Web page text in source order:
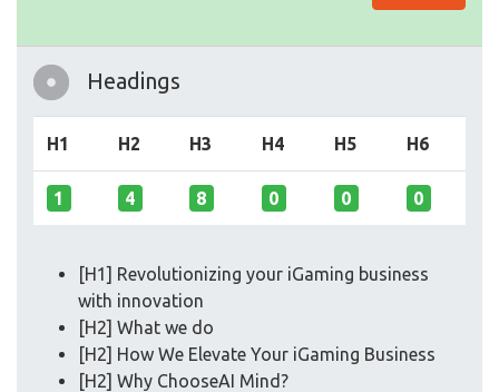
Headings
H1 H2 H3 H4 H5 H6
1 4 8 0 0 0
[H1] Revolutionizing your iGaming business
with innovation
[H2] What we do
[H2] How We Elevate Your iGaming Business
[H2] Why ChooseAI Mind?